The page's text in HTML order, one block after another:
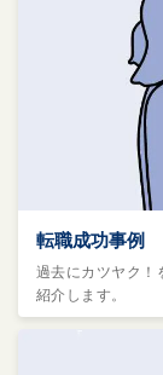
転職成功事例
過去にカツヤク！
紹介します。